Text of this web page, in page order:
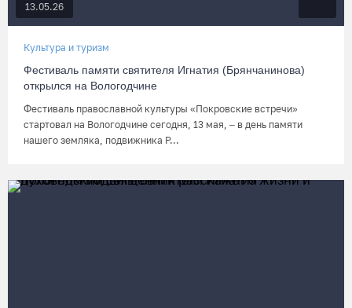
13.05.26
Культура и туризм
Фестиваль памяти святителя Игнатия (Брянчанинова)
открылся на Вологодчине
Фестиваль православной культуры «Покровские встречи»
стартовал на Вологодчине сегодня, 13 мая, – в день памяти
нашего земляка, подвижника Р...